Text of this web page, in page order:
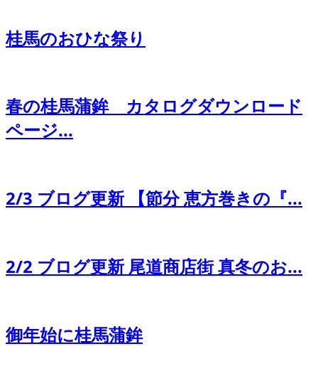
桂馬のおひな祭り
春の桂馬蒲鉾 カタログダウンロード
ページ...
2/3 ブログ更新 【節分 恵方巻きの『...
2/2 ブログ更新 尾道商店街 真冬のお...
御年始に桂馬蒲鉾